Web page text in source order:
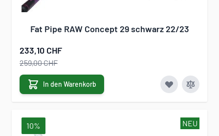
Fat Pipe RAW Concept 29 schwarz 22/23
233,10 CHF
259,00 CHF
In den Warenkorb
NEU
10%